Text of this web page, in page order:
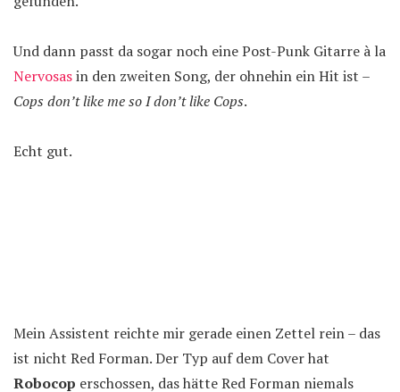
Und dann passt da sogar noch eine Post-Punk Gitarre à la
Nervosasin den zweiten Song, der ohnehin ein Hit ist –
Cops don’t like me so I don’t like Cops.
Echt gut.
Mein Assistent reichte mir gerade einen Zettel rein – das
ist nicht Red Forman. Der Typ auf dem Cover hat
Robocop erschossen, das hätte Red Forman niemals